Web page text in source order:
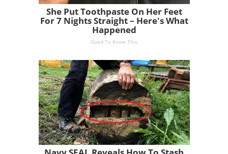
She Put Toothpaste On Her Feet
For 7 Nights Straight – Here's What
Happened
Good To Know This